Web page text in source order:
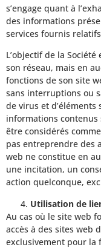
s’engage quant à
des informations
services fournis
L’objectif de la
son réseau, mais en
fonctions de son site
sans interruptions ou
de virus et
informations contenus
être considérés
pas entreprendre des
web ne constitue en
une incitation, un
action quelconque,
Utilisation de
Au cas où le site web
accès à des sites web
exclusivement pour la